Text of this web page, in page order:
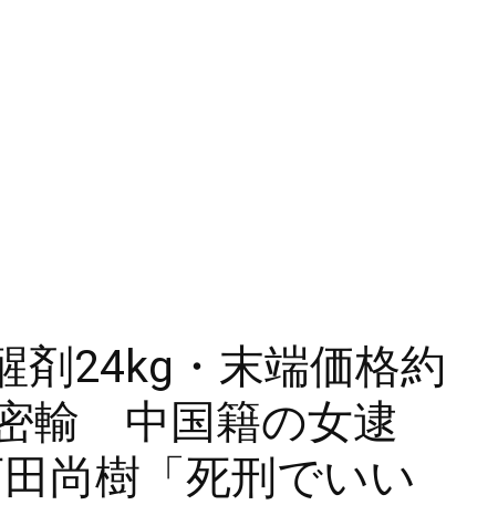
剤24kg・末端価格約
輸 中国籍の女逮
尚樹「死刑でいい